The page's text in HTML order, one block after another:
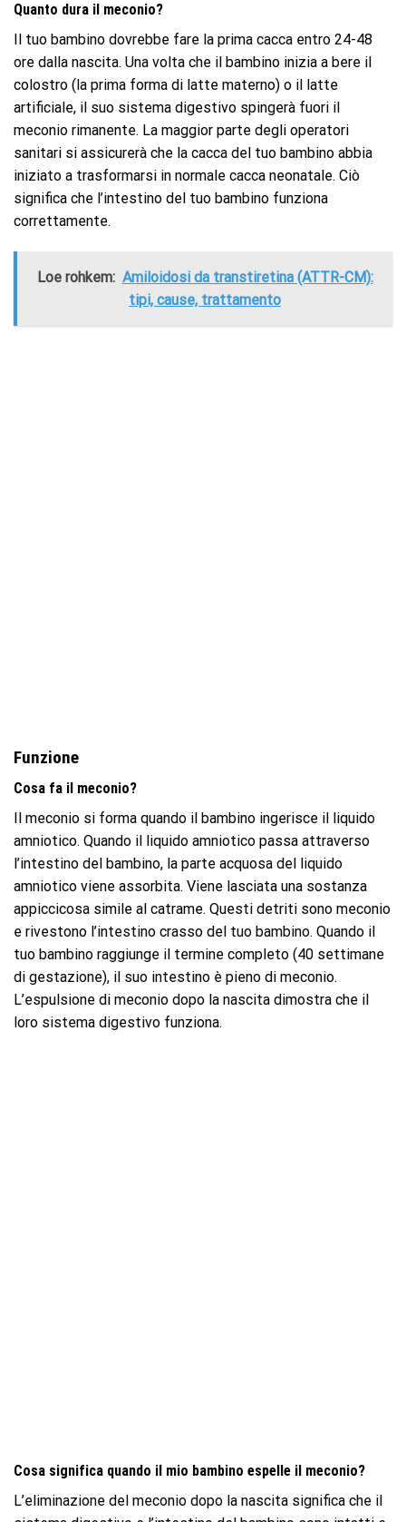
Quanto dura il meconio?
Il tuo bambino dovrebbe fare la prima cacca entro 24-48
ore dalla nascita. Una volta che il bambino inizia a bere il
colostro (la prima forma di latte materno) o il latte
artificiale, il suo sistema digestivo spingerà fuori il
meconio rimanente. La maggior parte degli operatori
sanitari si assicurerà che la cacca del tuo bambino abbia
iniziato a trasformarsi in normale cacca neonatale. Ciò
significa che l’intestino del tuo bambino funziona
correttamente.
Loe rohkem: Amiloidosi da transtiretina (ATTR-CM):
tipi, cause, trattamento
Funzione
Cosa fa il meconio?
Il meconio si forma quando il bambino ingerisce il liquido
amniotico. Quando il liquido amniotico passa attraverso
l’intestino del bambino, la parte acquosa del liquido
amniotico viene assorbita. Viene lasciata una sostanza
appiccicosa simile al catrame. Questi detriti sono meconio
e rivestono l’intestino crasso del tuo bambino. Quando il
tuo bambino raggiunge il termine completo (40 settimane
di gestazione), il suo intestino è pieno di meconio.
L’espulsione di meconio dopo la nascita dimostra che il
loro sistema digestivo funziona.
Cosa significa quando il mio bambino espelle il meconio?
L’eliminazione del meconio dopo la nascita significa che il